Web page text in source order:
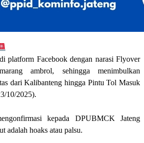
platform Facebook dengan narasi Flyover
ambrol, sehingga menimbulkan
dari Kalibanteng hingga Pintu Tol Masuk
10/2025).
kepada DPUBMCK Jateng
adalah hoaks atau palsu.